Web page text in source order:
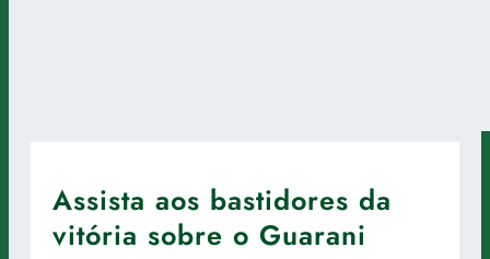
Assista aos bastidores da
vitória sobre o Guarani